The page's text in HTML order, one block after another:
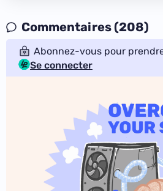
Commentaires (208)
Abonnez-vous pour
Se connecter